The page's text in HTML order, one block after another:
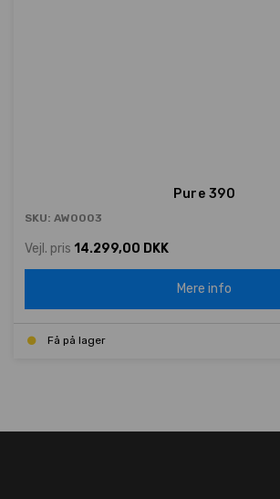
Pure 390
SKU: AW0003
Vejl. pris 14.299,00 DKK
Mere info
Få på lager